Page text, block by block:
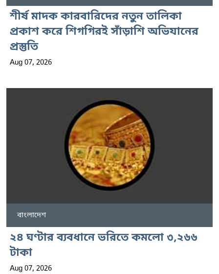
শীর্ষ মাদক কারবারিদের নতুন তালিকা
প্রকাশ করে শিগগিরই সাঁড়াশি অভিযানের
প্রস্তুতি
Aug 07, 2026
বাংলাদেশ
২৪ ঘণ্টার ব্যবধানে ভরিতে কমলো ৩,২৬৬
টাকা
Aug 07, 2026